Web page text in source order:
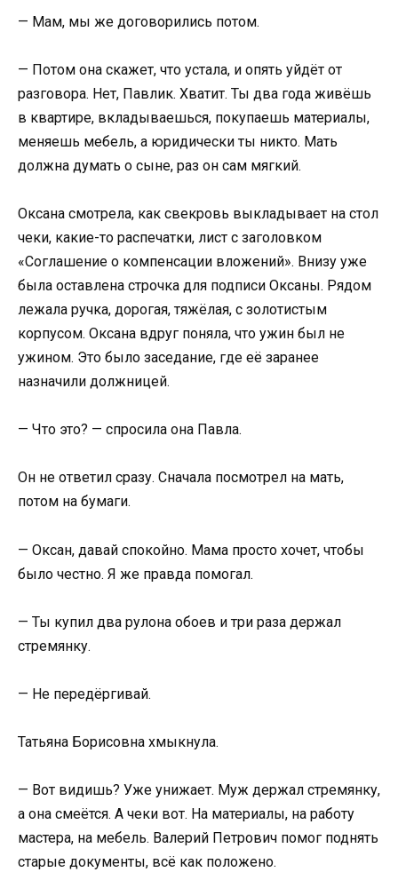
— Мам, мы же договорились потом.
— Потом она скажет, что устала, и опять уйдёт от
разговора. Нет, Павлик. Хватит. Ты два года живёшь
в квартире, вкладываешься, покупаешь материалы,
меняешь мебель, а юридически ты никто. Мать
должна думать о сыне, раз он сам мягкий.
Оксана смотрела, как свекровь выкладывает на стол
чеки, какие-то распечатки, лист с заголовком
«Соглашение о компенсации вложений». Внизу уже
была оставлена строчка для подписи Оксаны. Рядом
лежала ручка, дорогая, тяжёлая, с золотистым
корпусом. Оксана вдруг поняла, что ужин был не
ужином. Это было заседание, где её заранее
назначили должницей.
— Что это? — спросила она Павла.
Он не ответил сразу. Сначала посмотрел на мать,
потом на бумаги.
— Оксан, давай спокойно. Мама просто хочет, чтобы
было честно. Я же правда помогал.
— Ты купил два рулона обоев и три раза держал
стремянку.
— Не передёргивай.
Татьяна Борисовна хмыкнула.
— Вот видишь? Уже унижает. Муж держал стремянку,
а она смеётся. А чеки вот. На материалы, на работу
мастера, на мебель. Валерий Петрович помог поднять
старые документы, всё как положено.